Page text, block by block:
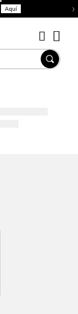
Aquí ›